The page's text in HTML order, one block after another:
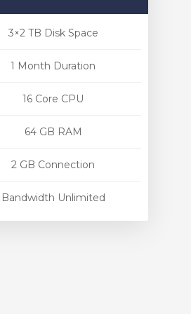
3×2 TB Disk Space
1 Month Duration
16 Core CPU
64 GB RAM
2 GB Connection
Bandwidth Unlimited